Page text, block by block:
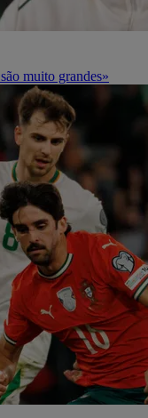
muito grandes»